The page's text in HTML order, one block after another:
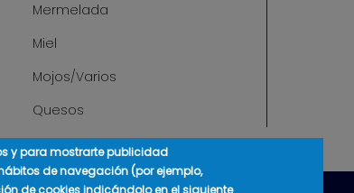
Mermelada
Miel
Mojos/Varios
Quesos
y para mostrarte publicidad
de navegación (por ejemplo,
de cookies indicándolo en el siguiente